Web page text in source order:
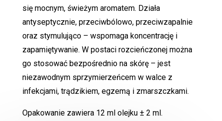
się mocnym, świeżym aromatem. Działa
antyseptycznie, przeciwbólowo, przeciwzapalnie
oraz stymulująco – wspomaga koncentrację i
zapamiętywanie. W postaci rozcieńczonej można
go stosować bezpośrednio na skórę – jest
niezawodnym sprzymierzeńcem w walce z
infekcjami, trądzikiem, egzemą i zmarszczkami.
Opakowanie zawiera 12 ml olejku ± 2 ml.